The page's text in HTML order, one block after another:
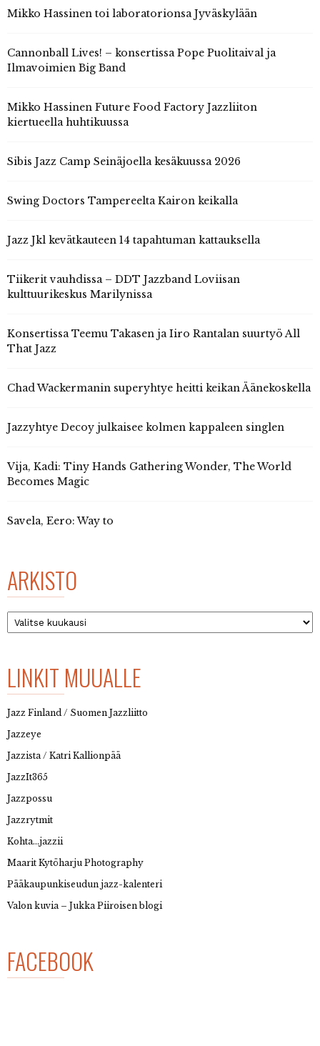
Mikko Hassinen toi laboratorionsa Jyväskylään
Cannonball Lives! – konsertissa Pope Puolitaival ja
Ilmavoimien Big Band
Mikko Hassinen Future Food Factory Jazzliiton
kiertueella huhtikuussa
Sibis Jazz Camp Seinäjoella kesäkuussa 2026
Swing Doctors Tampereelta Kairon keikalla
Jazz Jkl kevätkauteen 14 tapahtuman kattauksella
Tiikerit vauhdissa – DDT Jazzband Loviisan
kulttuurikeskus Marilynissa
Konsertissa Teemu Takasen ja Iiro Rantalan suurtyö All
That Jazz
Chad Wackermanin superyhtye heitti keikan Äänekoskella
Jazzyhtye Decoy julkaisee kolmen kappaleen singlen
Vija, Kadi: Tiny Hands Gathering Wonder, The World
Becomes Magic
Savela, Eero: Way to
ARKISTO
Arkisto
LINKIT MUUALLE
Jazz Finland / Suomen Jazzliitto
Jazzeye
Jazzista / Katri Kallionpää
JazzIt365
Jazzpossu
Jazzrytmit
Kohta…jazzii
Maarit Kytöharju Photography
Pääkaupunkiseudun jazz-kalenteri
Valon kuvia – Jukka Piiroisen blogi
FACEBOOK